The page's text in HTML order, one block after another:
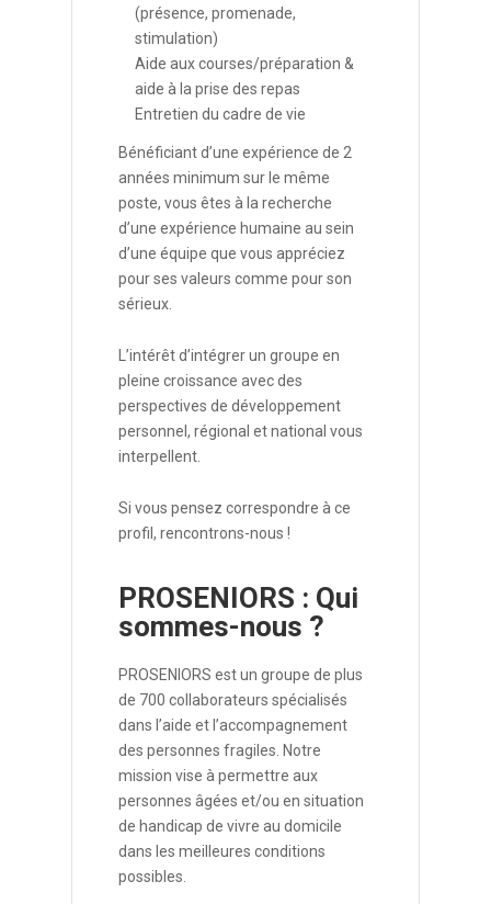
(présence, promenade,
stimulation)
Aide aux courses/préparation &
aide à la prise des repas
Entretien du cadre de vie
Bénéficiant d’une expérience de 2
années minimum sur le même
poste, vous êtes à la recherche
d’une expérience humaine au sein
d’une équipe que vous appréciez
pour ses valeurs comme pour son
sérieux.
L’intérêt d’intégrer un groupe en
pleine croissance avec des
perspectives de développement
personnel, régional et national vous
interpellent.
Si vous pensez correspondre à ce
profil, rencontrons-nous !
PROSENIORS : Qui
sommes-nous ?
PROSENIORS est un groupe de plus
de 700 collaborateurs spécialisés
dans l’aide et l’accompagnement
des personnes fragiles. Notre
mission vise à permettre aux
personnes âgées et/ou en situation
de handicap de vivre au domicile
dans les meilleures conditions
possibles.